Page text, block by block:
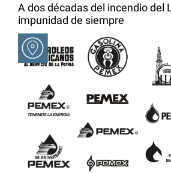
A dos décadas del incendio del
impunidad de siempre